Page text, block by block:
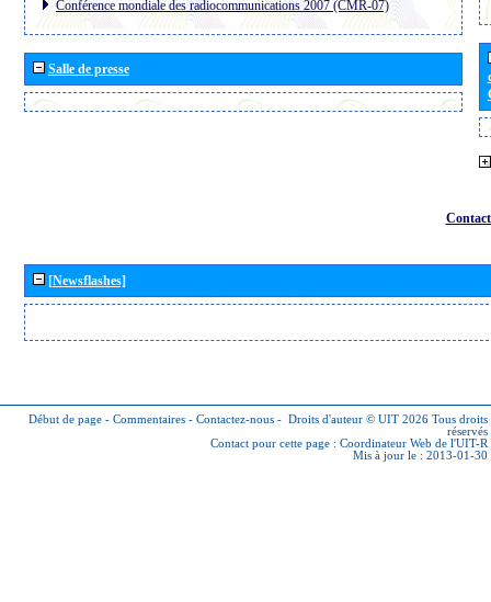
Conférence mondiale des radiocommunications 2007 (CMR-07)
Salle de presse
[Newsflashes]
Début de page - Commentaires - Contactez-nous - Droits d'auteur © UIT 2026 Tous droits
réservés
Contact pour cette page : Coordinateur Web de l'UIT-R
Mis à jour le : 2013-01-30